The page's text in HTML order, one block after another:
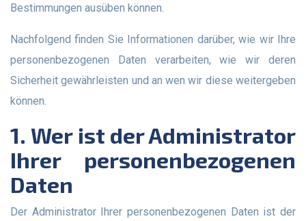
Bestimmungen ausüben können.
Nachfolgend finden Sie Informationen darüber, wie wir Ihre
personenbezogenen Daten verarbeiten, wie wir deren
Sicherheit gewährleisten und an wen wir diese weitergeben
können.
1. Wer ist der Administrator
Ihrer personenbezogenen
Daten
Der Administrator Ihrer personenbezogenen Daten ist der